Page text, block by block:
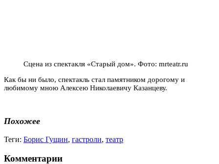
Сцена из спектакля «Старый дом». Фото: mrteatr.ru
Как бы ни было, спектакль стал памятником дорогому и
любимому мною Алексею Николаевичу Казанцеву.
Похожее
Теги: Борис Гущин, гастроли, театр
Комментарии